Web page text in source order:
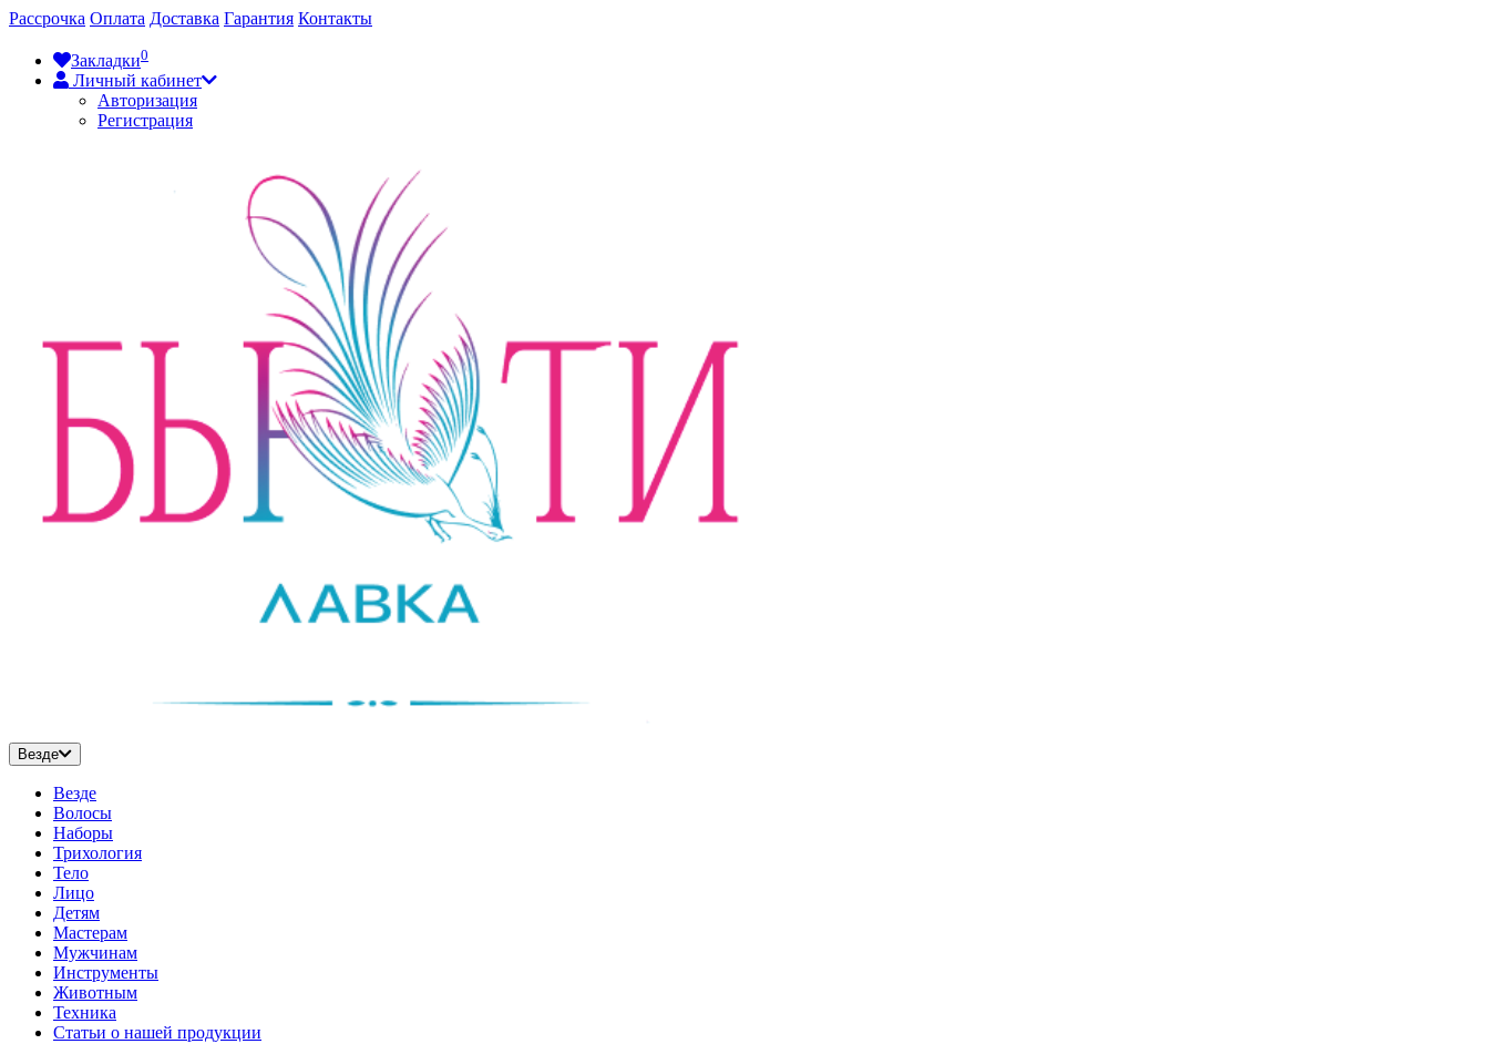
Рассрочка Оплата Доставка Гарантия Контакты
Закладки0
Личный кабинет
Авторизация
Регистрация
Везде
Везде
Волосы
Наборы
Трихология
Тело
Лицо
Детям
Мастерам
Мужчинам
Инструменты
Животным
Техника
Статьи о нашей продукции